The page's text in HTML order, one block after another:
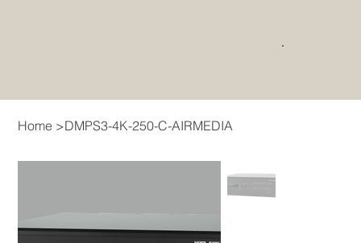
Home >DMPS3-4K-250-C-AIRMEDIA